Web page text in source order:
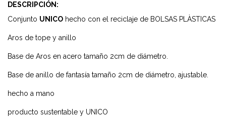
DESCRIPCIÓN:
Conjunto UNICO hecho con el reciclaje de BOLSAS PLÀSTICAS
Aros de tope y anillo
Base de Aros en acero tamaño 2cm de diámetro.
Base de anillo de fantasía tamaño 2cm de diámetro, ajustable.
hecho a mano
producto sustentable y UNICO